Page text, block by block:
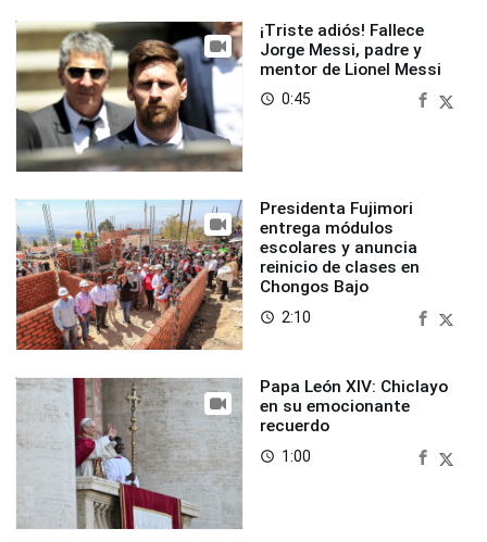
¡Triste adiós! Fallece
Jorge Messi, padre y
mentor de Lionel Messi
access_time 0:45
Presidenta Fujimori
entrega módulos
escolares y anuncia
reinicio de clases en
Chongos Bajo
access_time 2:10
Papa León XIV: Chiclayo
en su emocionante
recuerdo
access_time 1:00